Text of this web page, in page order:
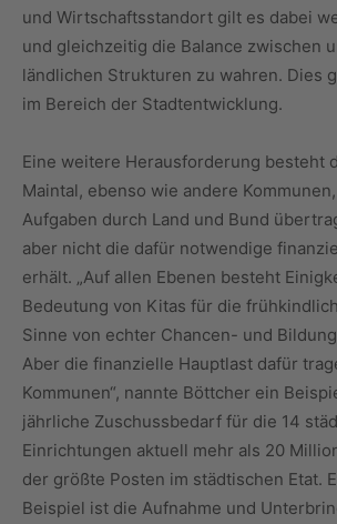
und Wirtschaftsstandort gilt es dabei
und gleichzeitig die Balance zwischen
ländlichen Strukturen zu wahren. Dies
im Bereich der Stadtentwicklung.
Eine weitere Herausforderung besteht
Maintal, ebenso wie andere
Aufgaben durch Land und Bund
aber nicht die dafür notwendige
erhält. „Auf allen Ebenen besteht
Bedeutung von Kitas für die
Sinne von echter Chancen- und
Aber die finanzielle Hauptlast dafür
Kommunen“, nannte Böttcher ein
jährliche Zuschussbedarf für die 14
Einrichtungen aktuell mehr als 20
der größte Posten im städtischen Etat.
Beispiel ist die Aufnahme und